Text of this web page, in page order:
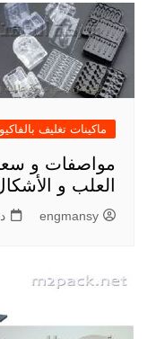
ماكينات تغليف
مواصفات و
العلب و
engmansy